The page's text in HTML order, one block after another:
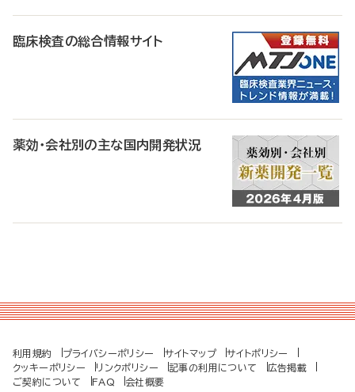
臨床検査の総合情報サイト
薬効・会社別の主な国内開発状況
利用規約 プライバシーポリシー サイトマップ
サイトポリシー
クッキーポリシー
リンクポリシー 記事の利用について
広告掲載
ご契約について
FAQ 会社概要